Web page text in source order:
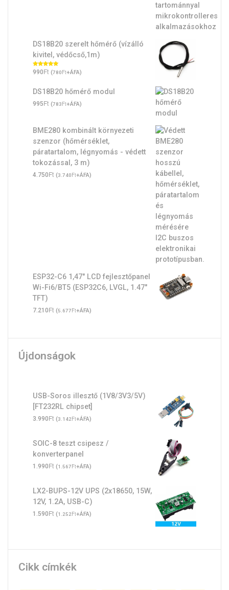
DS18B20 szerelt hőmérő (vízálló
kivitel, védőcső,1m)
Értékelés:
5.00/ 5
990Ft (780Ft+ÁFA)
DS18B20 hőmérő modul
995Ft (783Ft+ÁFA)
BME280 kombinált környezeti
szenzor (hőmérséklet,
páratartalom, légnyomás - védett
tokozással, 3 m)
4.750Ft (3.740Ft+ÁFA)
ESP32-C6 1,47" LCD fejlesztőpanel
Wi-Fi6/BT5 (ESP32C6, LVGL, 1.47"
TFT)
7.210Ft (5.677Ft+ÁFA)
Újdonságok
USB-Soros illesztő (1V8/3V3/5V)
[FT232RL chipset]
3.990Ft (3.142Ft+ÁFA)
SOIC-8 teszt csipesz /
konverterpanel
1.990Ft (1.567Ft+ÁFA)
LX2-BUPS-12V UPS (2x18650, 15W,
12V, 1.2A, USB-C)
1.590Ft (1.252Ft+ÁFA)
Cikk címkék